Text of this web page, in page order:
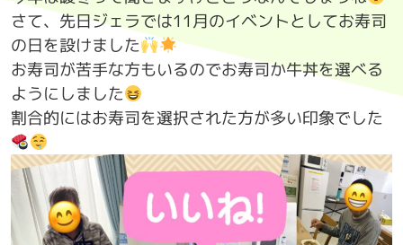
さて、先日ジェラでは11月のイベントとしてお寿司
の日を設けました
お寿司が苦手な方もいるのでお寿司か牛丼を選べる
ようにしました
割合的にはお寿司を選択された方が多い印象でした